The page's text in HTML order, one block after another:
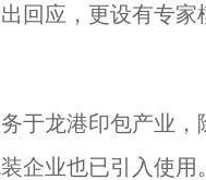
回应，更设有专
龙港印包产业，
企业也已引入使